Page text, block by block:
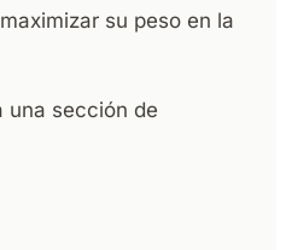
su peso en la
una sección de